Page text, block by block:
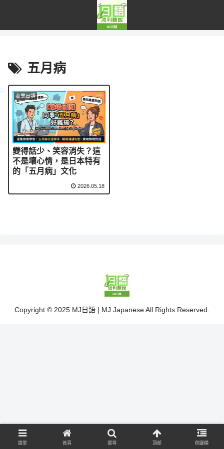
五月病
商業日語
變得話少、笑容消失？這
不是壞心情，是日本特有
的「五月病」文化
2026.05.18
Copyright © 2025 MJ日語 | MJ Japanese All Rights Reserved.
選單 首頁 搜尋 頂部 側邊欄